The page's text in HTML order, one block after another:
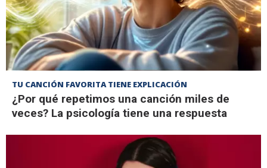
TU CANCIÓN FAVORITA TIENE EXPLICACIÓN
¿Por qué repetimos una canción miles de
veces? La psicología tiene una respuesta